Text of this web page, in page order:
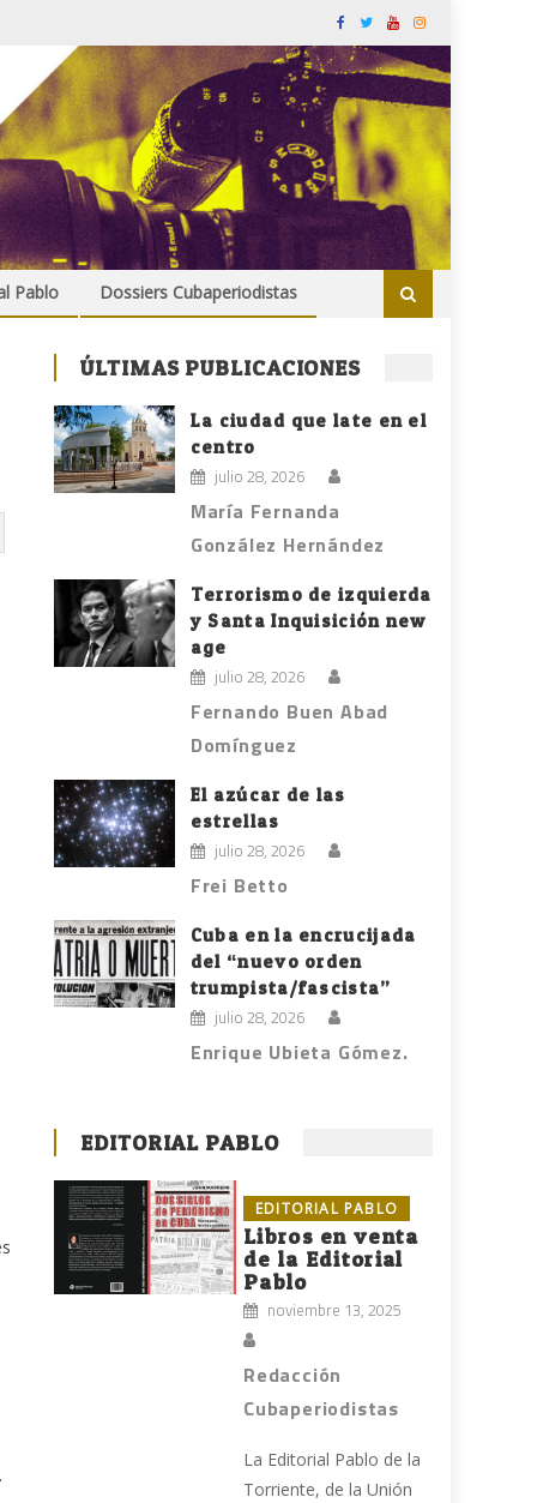
Pablo Dossiers Cubaperiodistas
ÚLTIMAS PUBLICACIONES
La ciudad que late en el
centro
julio 28, 2026
María Fernanda
González Hernández
Terrorismo de izquierda
y Santa Inquisición new
age
julio 28, 2026
Fernando Buen Abad
Domínguez
El azúcar de las
estrellas
julio 28, 2026
Frei Betto
Cuba en la encrucijada
del “nuevo orden
trumpista/fascista”
julio 28, 2026
Enrique Ubieta Gómez.
EDITORIAL PABLO
EDITORIAL PABLO
Libros en venta
de la Editorial
Pablo
noviembre 13, 2025
Redacción
Cubaperiodistas
La Editorial Pablo de la
Torriente, de la Unión